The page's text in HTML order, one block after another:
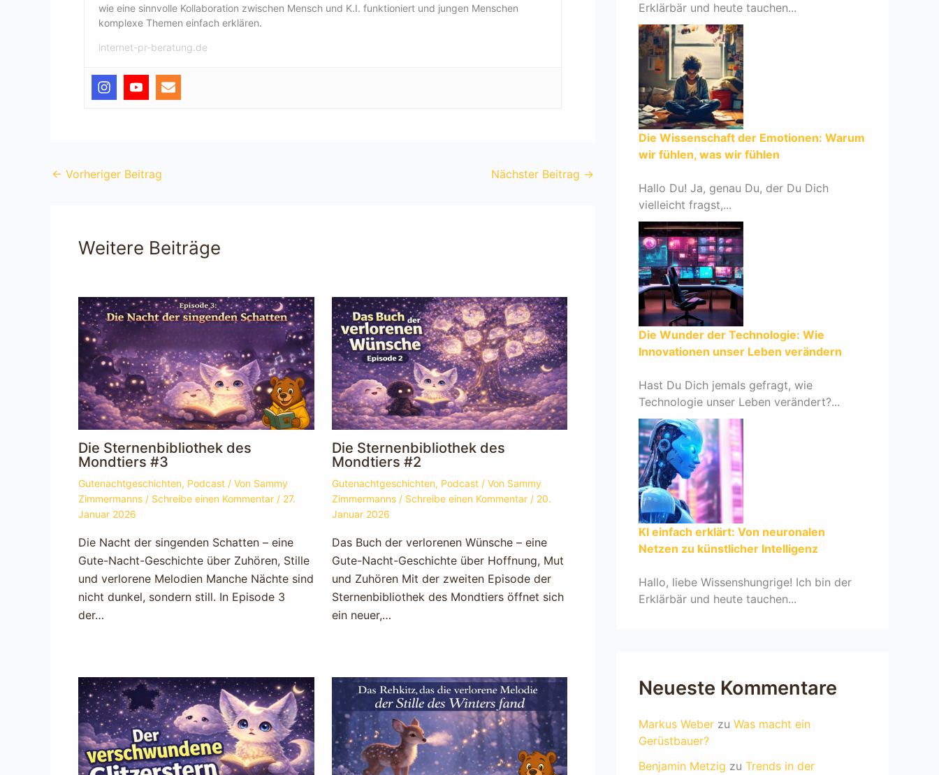
wie eine sinnvolle Kollaboration zwischen Mensch und K.I. funktioniert und jungen Menschen
komplexe Themen einfach erklären.
internet-pr-beratung.de
← Vorheriger Beitrag Nächster Beitrag →
Weitere Beiträge
Die Sternenbibliothek des
Mondtiers #3
Gutenachtgeschichten, Podcast / Von Sammy
Zimmermanns / Schreibe einen Kommentar / 27.
Januar 2026
Die Nacht der singenden Schatten – eine
Gute-Nacht-Geschichte über Zuhören, Stille
und verlorene Melodien Manche Nächte sind
nicht dunkel, sondern still. In Episode 3
der…
Die Sternenbibliothek des
Mondtiers #2
Gutenachtgeschichten, Podcast/ Von Sammy
Zimmermanns / Schreibe einen Kommentar / 20.
Januar 2026
Das Buch der verlorenen Wünsche – eine
Gute-Nacht-Geschichte über Hoffnung, Mut
und Zuhören Mit der zweiten Episode der
Sternenbibliothek des Mondtiers öffnet sich
ein neuer,…
Erklärbär und heute tauchen...
Die Wissenschaft der Emotionen: Warum
wir fühlen, was wir fühlen
Hallo Du! Ja, genau Du, der Du Dich
vielleicht fragst,...
Die Wunder der Technologie: Wie
Innovationen unser Leben verändern
Hast Du Dich jemals gefragt, wie
Technologie unser Leben verändert?...
KI einfach erklärt: Von neuronalen
Netzen zu künstlicher Intelligenz
Hallo, liebe Wissenshungrige! Ich bin der
Erklärbär und heute tauchen...
Neueste Kommentare
Markus Weber zu Was macht ein
Gerüstbauer?
Benjamin Metzig zu Trends in der